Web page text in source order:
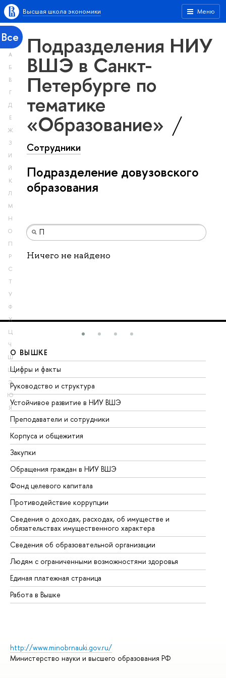
Меню
Высшая школа экономики
Все
А
Б
В
Г
Д
Е
Ж
З
И
Й
К
Л
М
Н
О
П
Р
С
Т
У
Ф
Х
Ц
Ч
Ш
Щ
Э
Ю
Я
Подразделения НИУ
ВШЭ в Санкт-
Петербурге по
тематике
«Образование»
Сотрудники
Подразделение довузовского
образования
Ничего не найдено
О ВЫШКЕ
Цифры и факты
Руководство и структура
Устойчивое развитие в НИУ ВШЭ
Преподаватели и сотрудники
Корпуса и общежития
Закупки
Обращения граждан в НИУ ВШЭ
Фонд целевого капитала
Противодействие коррупции
Сведения о доходах, расходах, об имуществе и
обязательствах имущественного характера
Сведения об образовательной организации
Людям с ограниченными возможностями здоровья
Единая платежная страница
Работа в Вышке
http://www.minobrnauki.gov.ru/
Министерство науки и высшего образования РФ